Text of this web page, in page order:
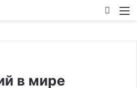
в мире